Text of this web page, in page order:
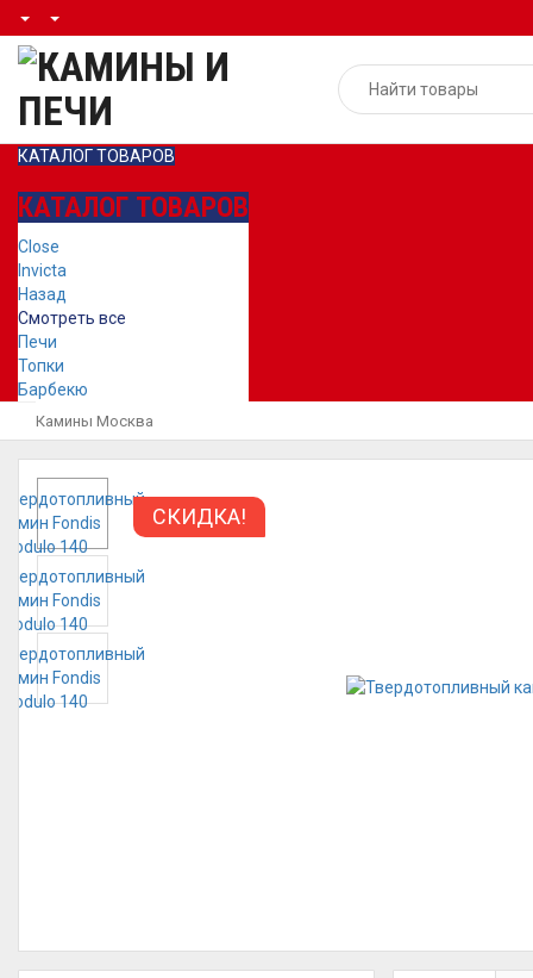
КАТАЛОГ ТОВАРОВ
КАТАЛОГ ТОВАРОВ
Close
Invicta
Назад
Смотреть все
Печи
Топки
Барбекю
Камины Москва
СКИДКА!